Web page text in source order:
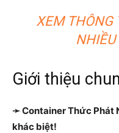
XEM THÔNG
Giới thiệu
➛ Container Thức Phát
khác biệt!